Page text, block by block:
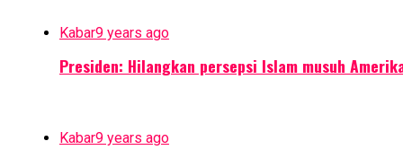
Kabar9 years ago
Presiden: Hilangkan persepsi Islam musuh
Kabar9 years ago